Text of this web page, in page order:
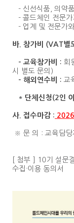
- 신선식품, 의약
- 콜드체인 전문가
- 업계 및 전문가
바. 참가비 (VAT별
- 교육참가비 : 회
시 별도 문의)
- 해외연수비 : 교
* 단체신청(2인
사. 접수마감 :
※ 문 의 : 교육담
[ 첨부 ] 10기 설문
수집·이용 동의서